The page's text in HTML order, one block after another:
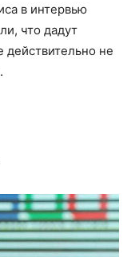
в интервью
что дадут
действительно не